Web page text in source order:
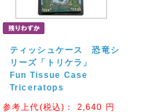
ティッシュケース 恐竜シ
リーズ「トリケラ」
Fun Tissue Case
Triceratops
参考上代(税込)： 2,640 円